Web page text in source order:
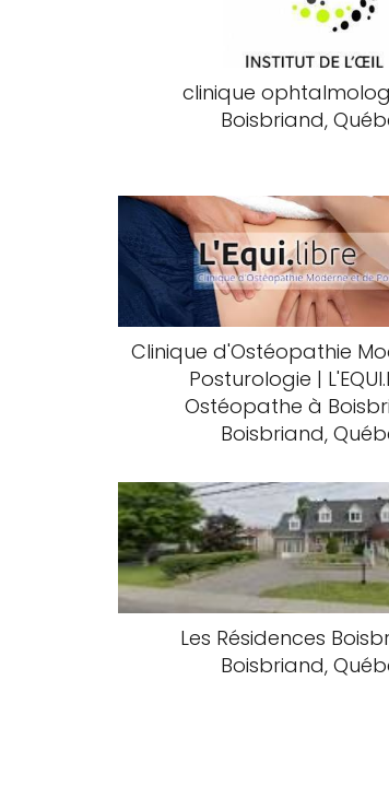
clinique
Boisbriand,
Clinique d'Ostéopathie
Posturologie |
Ostéopathe à
Boisbriand,
Les Résidences
Boisbriand,